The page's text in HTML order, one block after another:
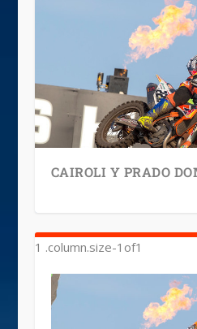
CAIROLI Y PRADO